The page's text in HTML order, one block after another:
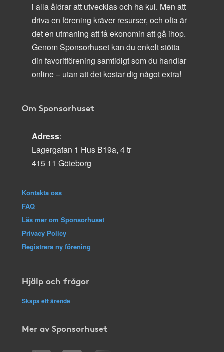
i alla åldrar att utvecklas och ha kul. Men att
driva en förening kräver resurser, och ofta är
det en utmaning att få ekonomin att gå ihop.
Genom Sponsorhuset kan du enkelt stötta
din favoritförening samtidigt som du handlar
online – utan att det kostar dig något extra!
Om Sponsorhuset
Adress:
Lagergatan 1 Hus B19a, 4 tr
415 11 Göteborg
Kontakta oss
FAQ
Läs mer om Sponsorhuset
Privacy Policy
Registrera ny förening
Hjälp och frågor
Skapa ett ärende
Mer av Sponsorhuset